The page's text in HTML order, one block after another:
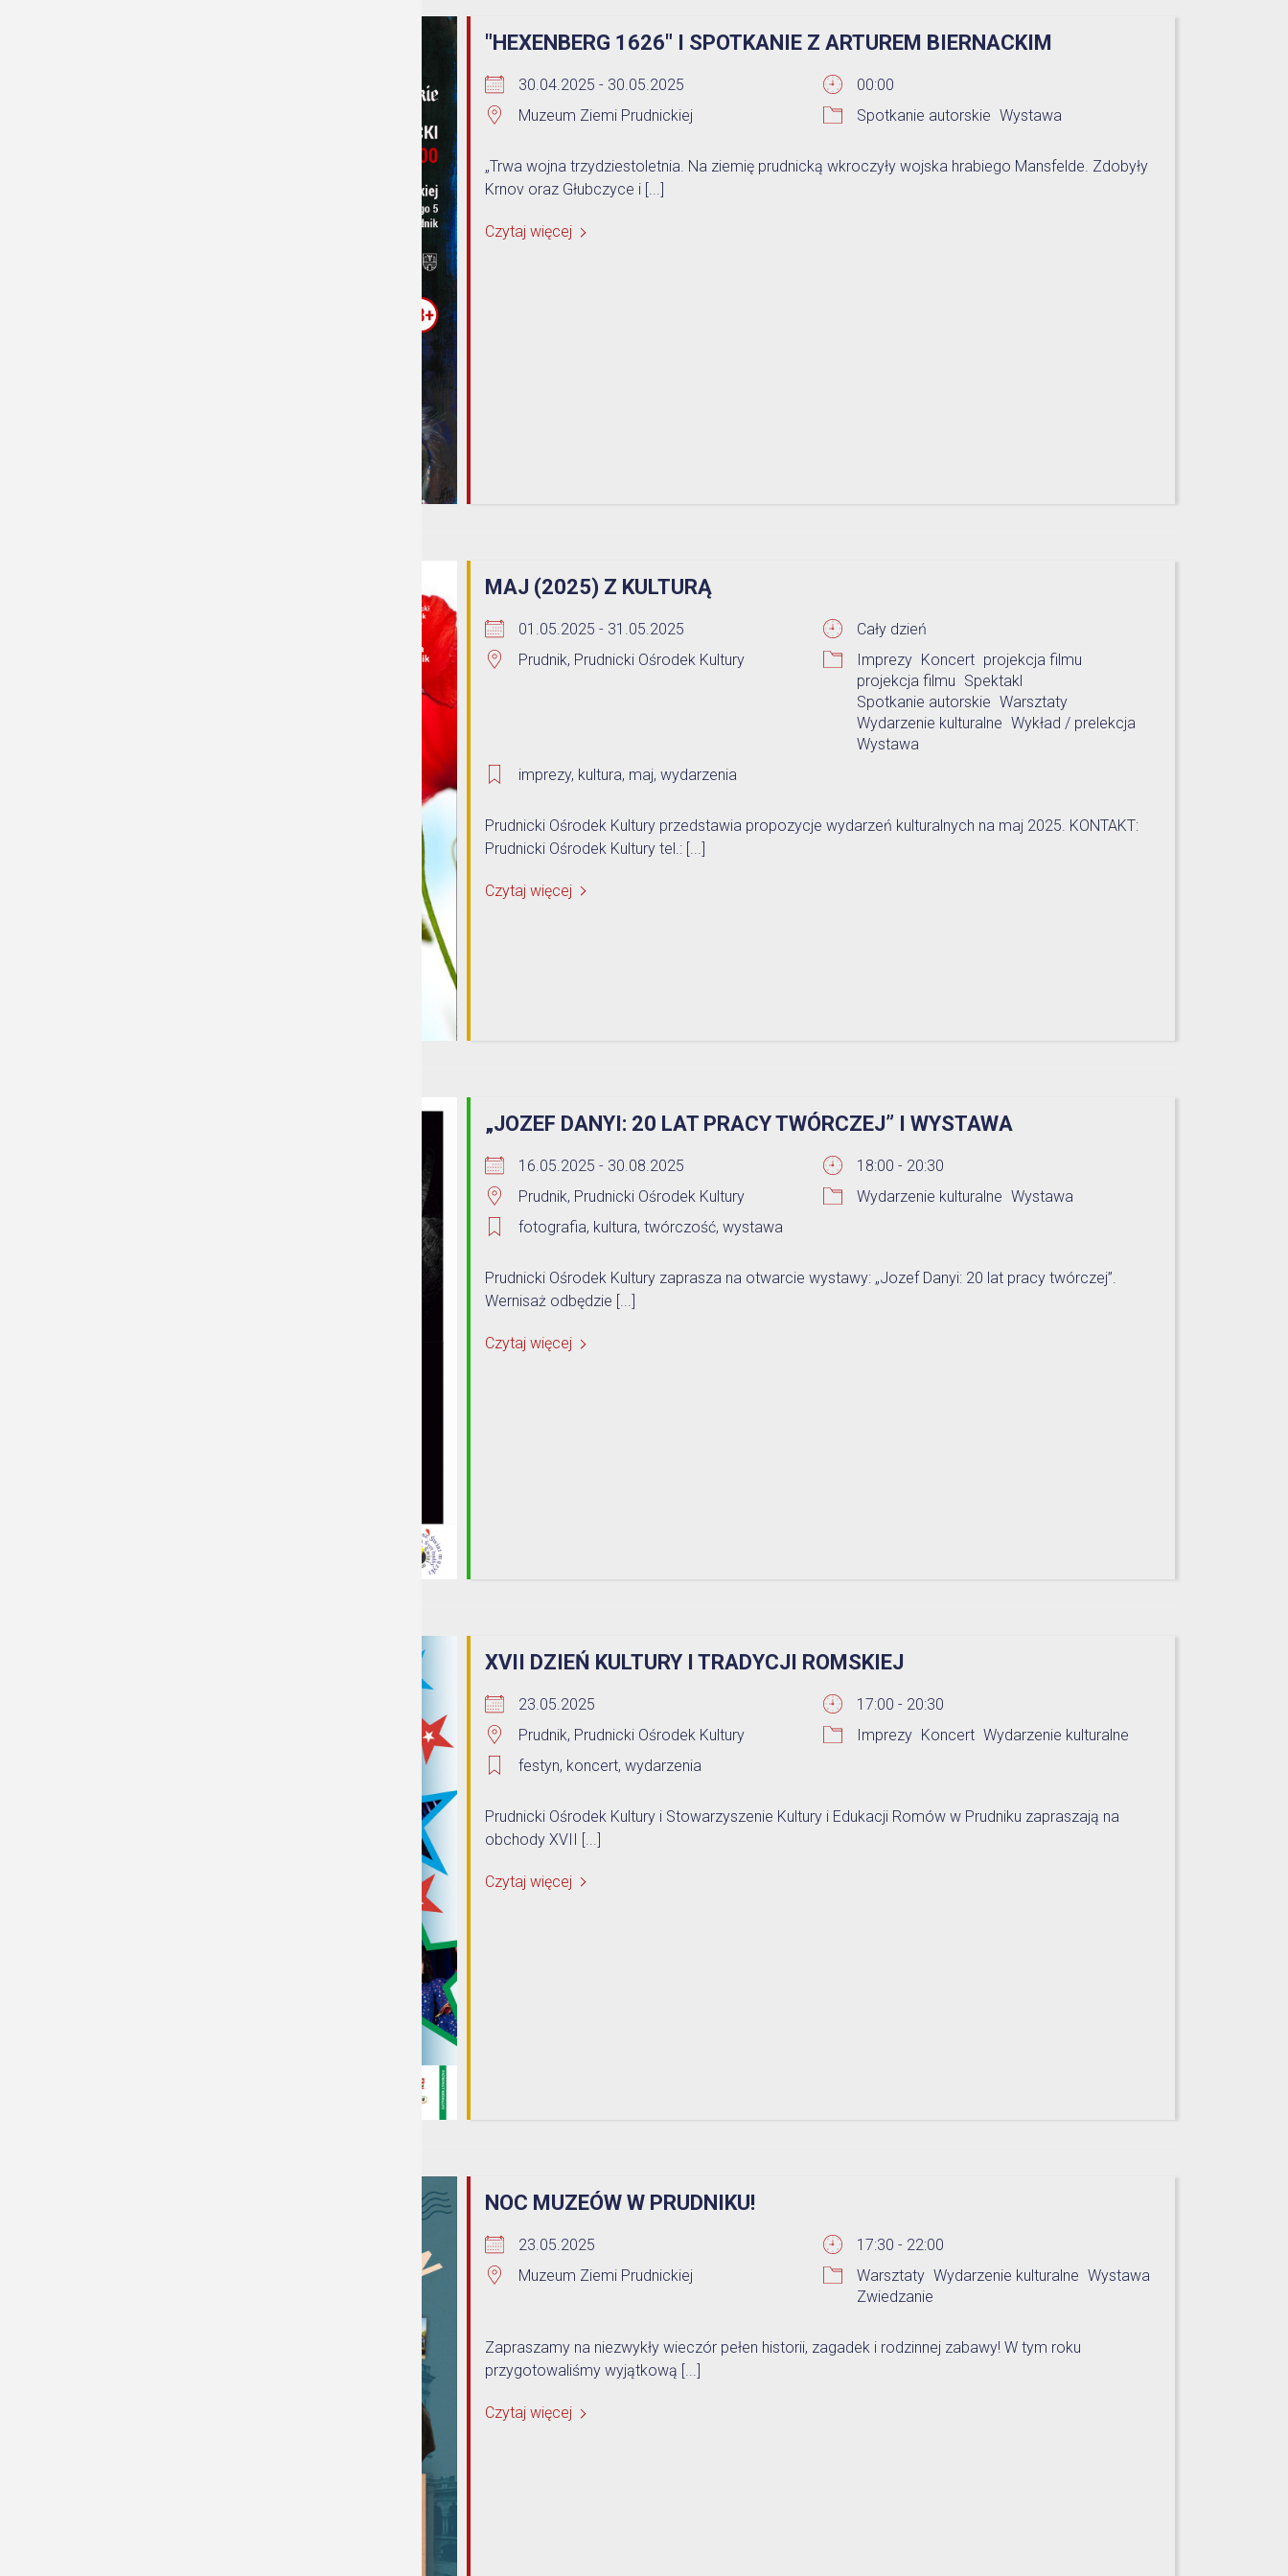
"HEXENBERG 1626" I SPOTKANIE Z ARTUREM BIERNACKIM
30.04.2025 - 30.05.2025
00:00
Muzeum Ziemi Prudnickiej
Spotkanie autorskie Wystawa
„Trwa wojna trzydziestoletnia. Na ziemię prudnicką wkroczyły wojska hrabiego Mansfelde. Zdobyły
Krnov oraz Głubczyce i [...]
Czytaj więcej
MAJ (2025) Z KULTURĄ
01.05.2025 - 31.05.2025
Cały dzień
Prudnik, Prudnicki Ośrodek Kultury
Imprezy Koncert projekcja filmu
projekcja filmu Spektakl
Spotkanie autorskie Warsztaty
Wydarzenie kulturalne Wykład / prelekcja
Wystawa
imprezy, kultura, maj,wydarzenia
Prudnicki Ośrodek Kultury przedstawia propozycje wydarzeń kulturalnych na maj 2025. KONTAKT:
Prudnicki Ośrodek Kultury tel.: [...]
Czytaj więcej
„JOZEF DANYI: 20 LAT PRACY TWÓRCZEJ” I WYSTAWA
16.05.2025 - 30.08.2025
18:00 - 20:30
Prudnik, Prudnicki Ośrodek Kultury
Wydarzenie kulturalne Wystawa
fotografia, kultura,twórczość,wystawa
Prudnicki Ośrodek Kultury zaprasza na otwarcie wystawy: „Jozef Danyi: 20 lat pracy twórczej”.
Wernisaż odbędzie [...]
Czytaj więcej
XVII DZIEŃ KULTURY I TRADYCJI ROMSKIEJ
23.05.2025
17:00 - 20:30
Prudnik, Prudnicki Ośrodek Kultury
Imprezy Koncert Wydarzenie kulturalne
festyn, koncert,wydarzenia
Prudnicki Ośrodek Kultury i Stowarzyszenie Kultury i Edukacji Romów w Prudniku zapraszają na
obchody XVII [...]
Czytaj więcej
NOC MUZEÓW W PRUDNIKU!
23.05.2025
17:30 - 22:00
Muzeum Ziemi Prudnickiej
Warsztaty Wydarzenie kulturalne Wystawa
Zwiedzanie
Zapraszamy na niezwykły wieczór pełen historii, zagadek i rodzinnej zabawy! W tym roku
przygotowaliśmy wyjątkową [...]
Czytaj więcej
Opieka nad zwierzętami bezdomnymi
ROZKŁAD JAZDY AUTOBUSÓW – KOMUNIKACJA
OBOWIĄZUJĄCA OD 01.05.2026 R.